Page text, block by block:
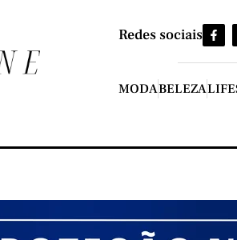
Redes sociais
MODABELEZA